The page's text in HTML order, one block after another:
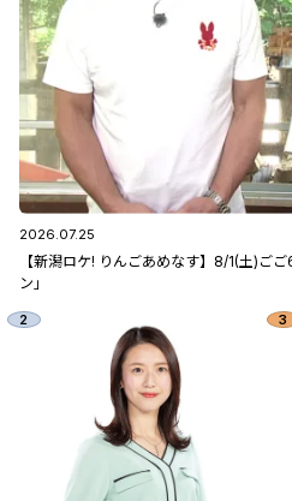
2026.07.25
【新潟ロケ! りんごあめなす】8/1(土)ご
ン」